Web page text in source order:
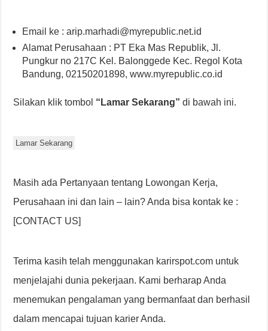
Email ke : arip.marhadi@myrepublic.net.id
Alamat Perusahaan : PT Eka Mas Republik, Jl.
Pungkur no 217C Kel. Balonggede Kec. Regol Kota
Bandung, 02150201898, www.myrepublic.co.id
Silakan klik tombol “Lamar Sekarang” di bawah ini.
Lamar Sekarang
Masih ada Pertanyaan tentang Lowongan Kerja,
Perusahaan ini dan lain – lain? Anda bisa kontak ke :
[CONTACT US]
Terima kasih telah menggunakan karirspot.com untuk
menjelajahi dunia pekerjaan. Kami berharap Anda
menemukan pengalaman yang bermanfaat dan berhasil
dalam mencapai tujuan karier Anda.